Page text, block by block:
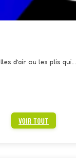
d’air ou les plis qui...
VOIR TOUT